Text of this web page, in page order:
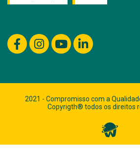
2021 - Compromisso com a
Copyrigth® todos os direitos